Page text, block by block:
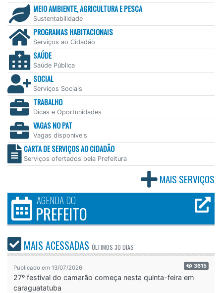
MEIO AMBIENTE, AGRICULTURA E PESCA
Sustentabilidade
PROGRAMAS HABITACIONAIS
Serviços ao Cidadão
SAÚDE
Saúde Pública
SOCIAL
Serviços Sociais
TRABALHO
Dicas e Oportunidades
VAGAS NO PAT
Vagas disponíveis
CARTA DE SERVIÇOS AO CIDADÃO
Serviços ofertados pela Prefeitura
MAIS SERVIÇOS
AGENDA DO
PREFEITO
MAIS ACESSADAS ÚLTIMOS 30 DIAS
Publicado em 13/07/2026 3615
27º festival do camarão começa nesta quinta-feira em
caraguatatuba